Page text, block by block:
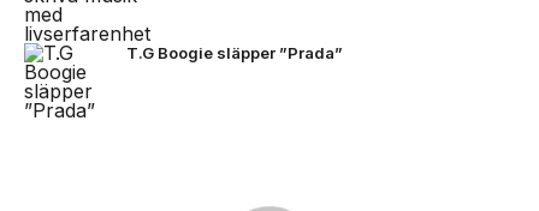
T.G Boogie släpper ”Prada”